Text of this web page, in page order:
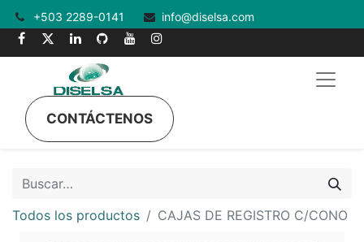
+503 2289-0141 info@diselsa.com
CONTÁCTENOS
Todos los productos CAJAS DE REGISTRO C/CONO